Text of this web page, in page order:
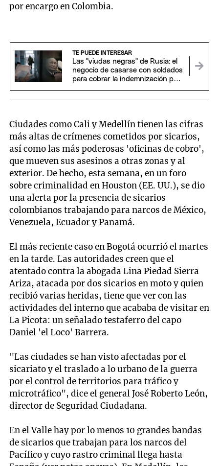
por encargo en Colombia.
TE PUEDE INTERESAR
Las "viudas negras" de Rusia: el
negocio de casarse con soldados
para cobrar la indemnización por
Ciudades como Cali y Medellín tienen las cifras
más altas de crímenes cometidos por sicarios,
así como las más poderosas 'oficinas de cobro',
que mueven sus asesinos a otras zonas y al
exterior. De hecho, esta semana, en un foro
sobre criminalidad en Houston (EE. UU.), se dio
una alerta por la presencia de sicarios
colombianos trabajando para narcos de México,
Venezuela, Ecuador y Panamá.
El más reciente caso en Bogotá ocurrió el martes
en la tarde. Las autoridades creen que el
atentado contra la abogada Lina Piedad Sierra
Ariza, atacada por dos sicarios en moto y quien
recibió varias heridas, tiene que ver con las
actividades del interno que acababa de visitar en
La Picota: un señalado testaferro del capo
Daniel 'el Loco' Barrera.
"Las ciudades se han visto afectadas por el
sicariato y el traslado a lo urbano de la guerra
por el control de territorios para tráfico y
microtráfico", dice el general José Roberto León,
director de Seguridad Ciudadana.
En el Valle hay por lo menos 10 grandes bandas
de sicarios que trabajan para los narcos del
Pacífico y cuyo rastro criminal llega hasta